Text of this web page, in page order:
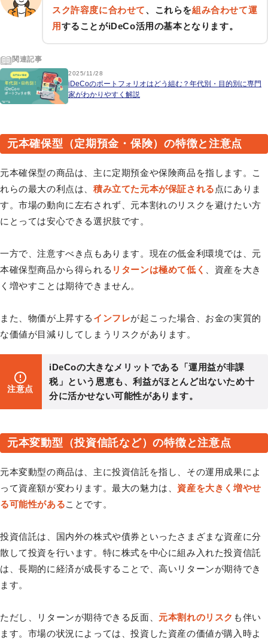
スク許容度に合わせて、これらを組み合わせて運
用することがiDeCo活用の基本となります。
関連記事
2025/11/28
iDeCoのポートフォリオはどう組む？年代別・目的別に専門
家がわかりやすく解説
元本確保型（定期預金・保険）の特徴と注意点
元本確保型の商品は、主に定期預金や保険商品を指します。こ
れらの最大の利点は、 積み立てた元本が保証される 点にありま
す。市場の動向に左右されず、元本割れのリスクを避けたい方
にとっては安心できる選択肢です。
一方で、注意すべき点もあります。現在の低金利環境では、元
本確保型商品から得られる リターンは極めて低く
、資産を大き
く増やすことは期待できません。
また、物価が上昇する インフレが起こった場合、お金の実質的
な価値が目減りしてしまうリスクがあります。
注意点
iDeCoの大きなメリットである「運用益が非課
税」という恩恵も、利益がほとんど出ないため十
分に活かせない可能性があります。
元本変動型（投資信託など）の特徴と注意点
元本変動型の商品は、主に投資信託を指し、その運用成果によ
って資産額が変わります。最大の魅力は、 資産を大きく増やせ
る可能性があることです。
投資信託は、国内外の株式や債券といったさまざまな資産に分
散して投資を行います。特に株式を中心に組み入れた投資信託
は、長期的に経済が成長することで、高いリターンが期待でき
ます。
ただし、リターンが期待できる反面、 元本割れのリスク も伴い
ます。市場の状況によっては、投資した資産の価値が購入時よ